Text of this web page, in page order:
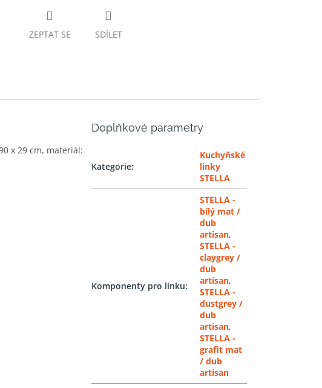
ZEPTAT SE SDÍLET
x 29 cm, materiál:
Doplňkové parametry
Kategorie:
Kuchyňské
linky
STELLA
Komponenty pro linku:
STELLA -
bílý mat /
dub
artisan,
STELLA -
claygrey /
dub
artisan,
STELLA -
dustgrey /
dub
artisan,
STELLA -
grafit mat
/ dub
artisan